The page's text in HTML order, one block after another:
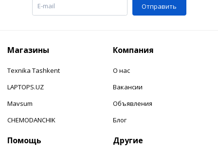
Отправить
Магазины
Texnika Tashkent
LAPTOPS.UZ
Mavsum
CHEMODANCHIK
Компания
О нас
Вакансии
Объявления
Блог
Помощь Другие